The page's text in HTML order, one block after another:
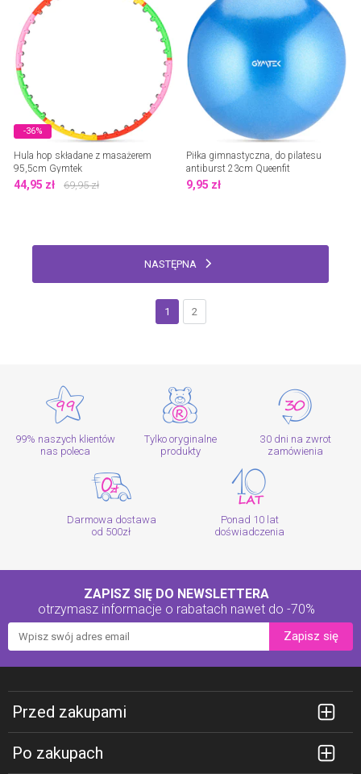
-36%
Hula hop składane z masażerem
95,5cm Gymtek
44,95 zł 69,95zł
Piłka gimnastyczna, do pilatesu
antiburst 23cm Queenfit
9,95 zł
1 2
NASTĘPNA
99% naszych klientów
nas poleca
Tylko oryginalne
produkty
30 dni na zwrot
zamówienia
Darmowa dostawa
od 500zł
Ponad 10 lat
doświadczenia
ZAPISZ SIĘ DO NEWSLETTERA
otrzymasz informacje o rabatach nawet do -70%
Zapisz się
Przed zakupami
Po zakupach